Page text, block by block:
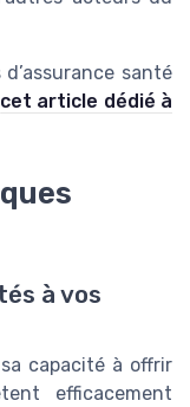
santé
cet article dédié à
à vos
capacité à offrir
efficacement